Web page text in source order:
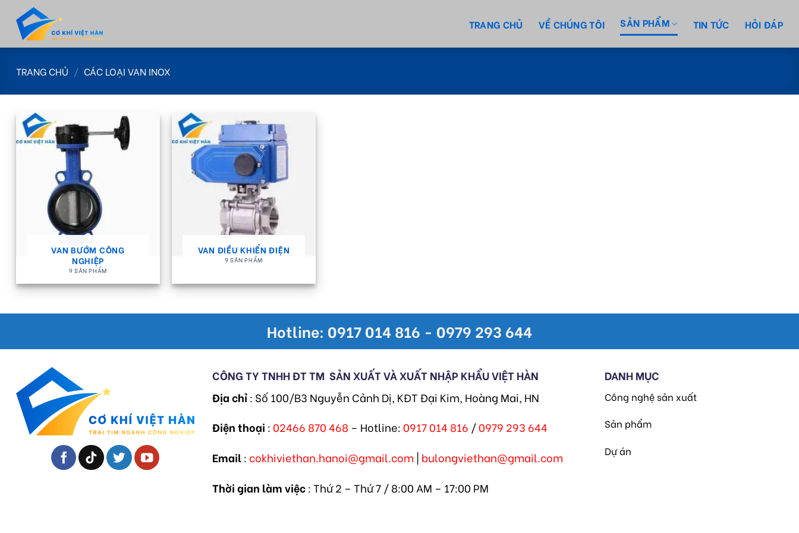
content
TRANG CHỦ VỀ CHÚNG TÔI SẢN PHẨM TIN TỨC HỎI ĐÁP
TRANG CHỦ / CÁC LOẠI VAN INOX
VAN BƯỚM CÔNG
NGHIỆP
9 SẢN PHẨM
VAN ĐIỀU KHIỂN ĐIỆN
9 SẢN PHẨM
Hotline: 0917 014 816 - 0979 293 644
CÔNG TY TNHH ĐT TM SẢN XUẤT VÀ XUẤT NHẬP KHẨU VIỆT HÀN
Địa chỉ: Số 100/B3 Nguyễn Cảnh Dị, KĐT Đại Kim, Hoàng Mai, HN
Điện thoại : 02466 870 468 – Hotline: 0917 014 816 /0979 293 644
Email: cokhiviethan.hanoi@gmail.com bulongviethan@gmail.com
Thời gian làm việc: Thứ 2 – Thứ 7 / 8:00 AM – 17:00 PM
DANH MỤC
Công nghệ sản xuất
Sản phẩm
Dự án